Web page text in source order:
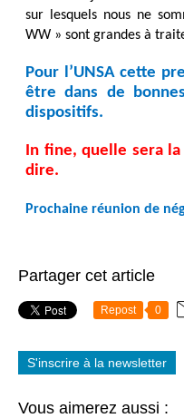
sur lesquels nous ne
WW » sont grandes à
Pour l’UNSA cette
être dans de
dispositifs.
In fine, quelle sera
dire.
Prochaine réunion de
Partager cet article
Repost 0
S'inscrire à la newsletter
Vous aimerez aussi :